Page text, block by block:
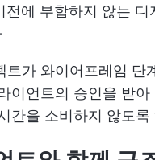
전에 부합하지 않는 디
트가 와이어프레임 단
이언트의 승인을 받아
간을 소비하지 않도록